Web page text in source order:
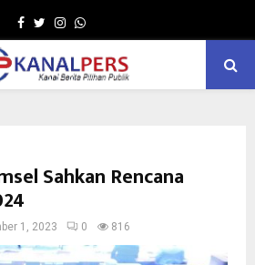
Facebook
TwitterInstagram
Whatsapp
Sahkan Rencana
1, 2023 0 816